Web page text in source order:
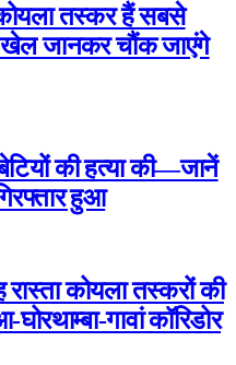
तस्कर हैं सबसे
खेल जानकर चौंक जाएंगे
की हत्या की—जानें
हुआ
रास्ता कोयला तस्करों की
गावां कॉरिडोर